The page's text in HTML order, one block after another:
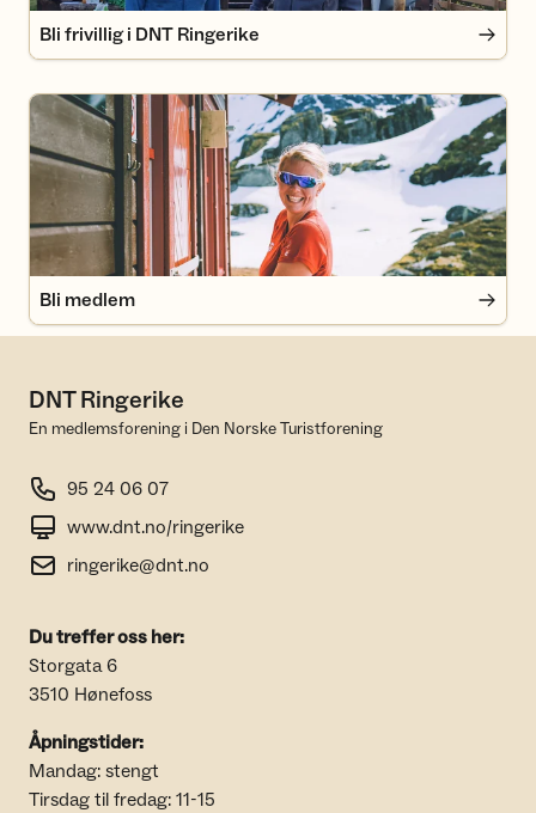
Bli frivillig i DNT Ringerike
Bli medlem
Bli medlem
DNT Ringerike
En medlemsforening i Den Norske Turistforening
95 24 06 07
www.dnt.no/ringerike
ringerike@dnt.no
Du treffer oss her:
Storgata 6
3510 Hønefoss
Åpningstider:
Mandag: stengt
Tirsdag til fredag: 11-15